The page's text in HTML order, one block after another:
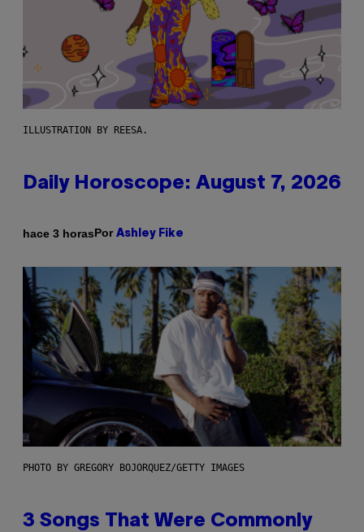
ILLUSTRATION BY REESA.
Daily Horoscope: August 7, 2026
hace 3 horasPor Ashley Fike
PHOTO BY GREGORY BOJORQUEZ/GETTY IMAGES
3 Songs That Were Commonly